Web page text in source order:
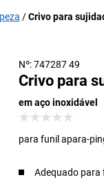
Crivo para
Nº: 747287 49
Crivo para
em aço inoxidável
para funil apara-
Adequado para